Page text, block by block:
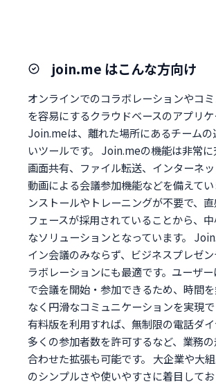
join.me はこんな方向け
オンラインでのコラボレーションやコ
を容易にするクラウドベースのアプリケ
Join.meは、離れた場所にあるチーム
いツールです。 Join.meの機能は非常に
画面共有、ファイル転送、インターネ
動画による会議参加機能などを備えて
ンストールやトレーニングが不要で、
フェースが採用されていることから、
なソリューションとなっています。
イン会議のみならず、ビジネスプレゼ
ラボレーションにも最適です。ユーザ
で会議を開始・参加できるため、時間
なく円滑なコミュニケーションを実現で
有料版を利用すれば、無制限の電話ダ
多くの参加者数を許可するなど、業務
合わせた拡張も可能です。 大企業や大
のシンプルさや使いやすさに着目して